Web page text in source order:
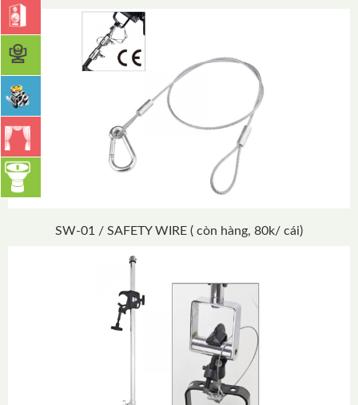
SW-01 / SAFETY WIRE ( còn hàng, 80k/ cái)